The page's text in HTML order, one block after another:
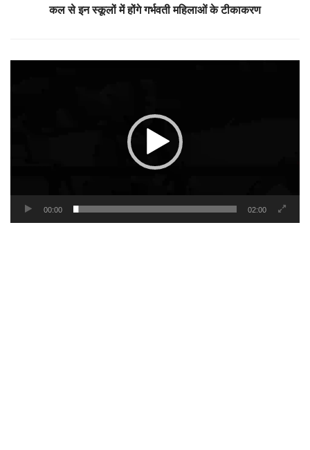
कल से इन स्कूलों में होंगे गर्भवती महिलाओं के टीकाकरण
00:00 02:00